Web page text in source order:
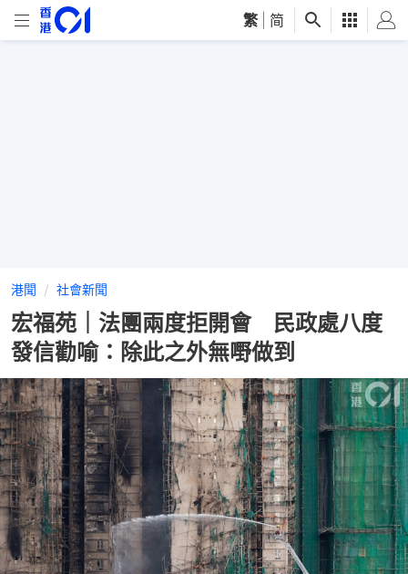
繁 简
港聞 社會新聞
宏福苑｜法團兩度拒開會 民政處八度
發信勸喻：除此之外無嘢做到